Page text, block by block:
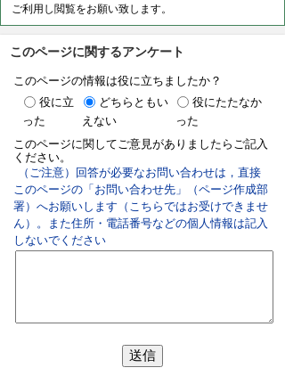
ご利用し閲覧をお願い致します。
このページに関するアンケート
このページの情報は役に立ちましたか？
役に立
った
どちらともい
えない
役にたたなか
った
このページに関してご意見がありましたらご記入
ください。
（ご注意）回答が必要なお問い合わせは，直接
このページの「お問い合わせ先」（ページ作成部
署）へお願いします（こちらではお受けできませ
ん）。また住所・電話番号などの個人情報は記入
しないでください